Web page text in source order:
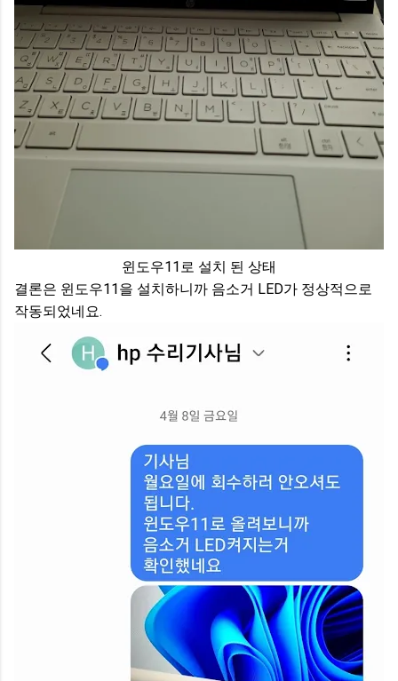
윈도우11로 설치 된 상태
결론은 윈도우11을 설치하니까 음소거 LED가 정상적으로
작동되었네요.